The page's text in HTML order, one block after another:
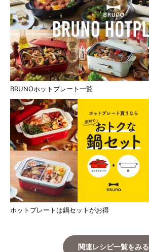
BRUNOホットプレート一覧
ホットプレートは鍋セットがお得
関連レシピ一覧をみる